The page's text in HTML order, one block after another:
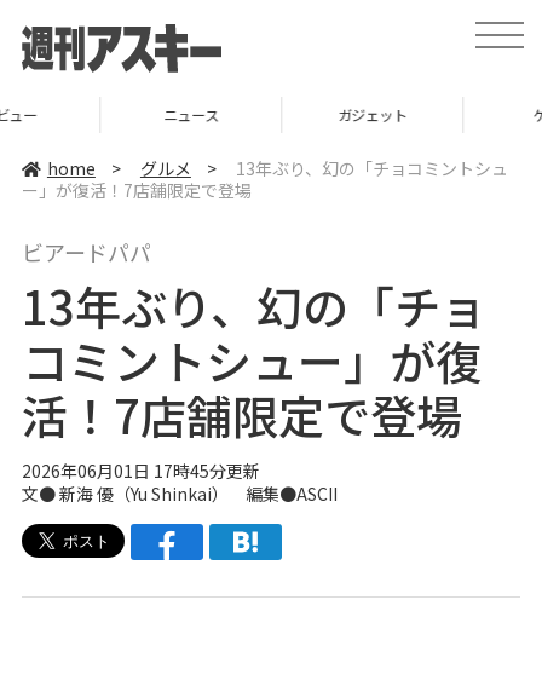
t
o
v
home > グルメ >
13年ぶり、幻の「チョコミントシュ
ー」が復活！7店舗限定で登場
ビアードパパ
13年ぶり、幻の「チョ
コミントシュー」が復
活！7店舗限定で登場
2026年06月01日 17時45分更新
文●新海 優（Yu Shinkai） 編集●ASCII